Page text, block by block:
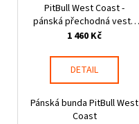
PitBull West Coast -
pánská přechodná vesta
HOFER s kapucí černá
1 460 Kč
DETAIL
Pánská bunda PitBull West
Coast